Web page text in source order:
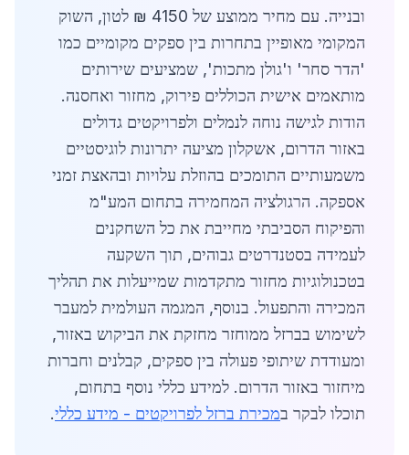
ובנייה. עם מחיר ממוצע של 4150 ₪ לטון, השוק
המקומי מאופיין בתחרות בין ספקים מקומיים כמו
'הדר סחר' ו'גולן מתכות', שמציעים שירותים
מותאמים אישית הכוללים פירוק, מחזור ואחסנה.
הודות לגישה נוחה לנמלים ולפרויקטים גדולים
באזור הדרום, אשקלון מציעה יתרונות לוגיסטיים
משמעותיים התומכים בהוזלת עלויות ובהאצת זמני
אספקה. הרגולציה המחמירה בתחום המע"מ
והפיקוח הסביבתי מחייבת את כל השחקנים
לעמידה בסטנדרטים גבוהים, תוך השקעה
בטכנולוגיות מחזור מתקדמות שמייעלות את תהליך
המכירה והתפעול. בנוסף, המגמה העולמית למעבר
לשימוש בברזל ממוחזר מחזקת את הביקוש באזור,
ומעודדת שיתופי פעולה בין ספקים, קבלנים וחברות
מיחזור באזור הדרום. למידע כללי נוסף בתחום,
תוכלו לבקר במכירת ברזל לפרויקטים - מידע כללי.